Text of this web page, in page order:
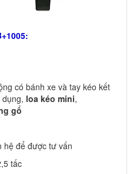
có bánh xe và tay kéo kết
loa kéo mini,
gổ
hệ để được tư vấn
tấc